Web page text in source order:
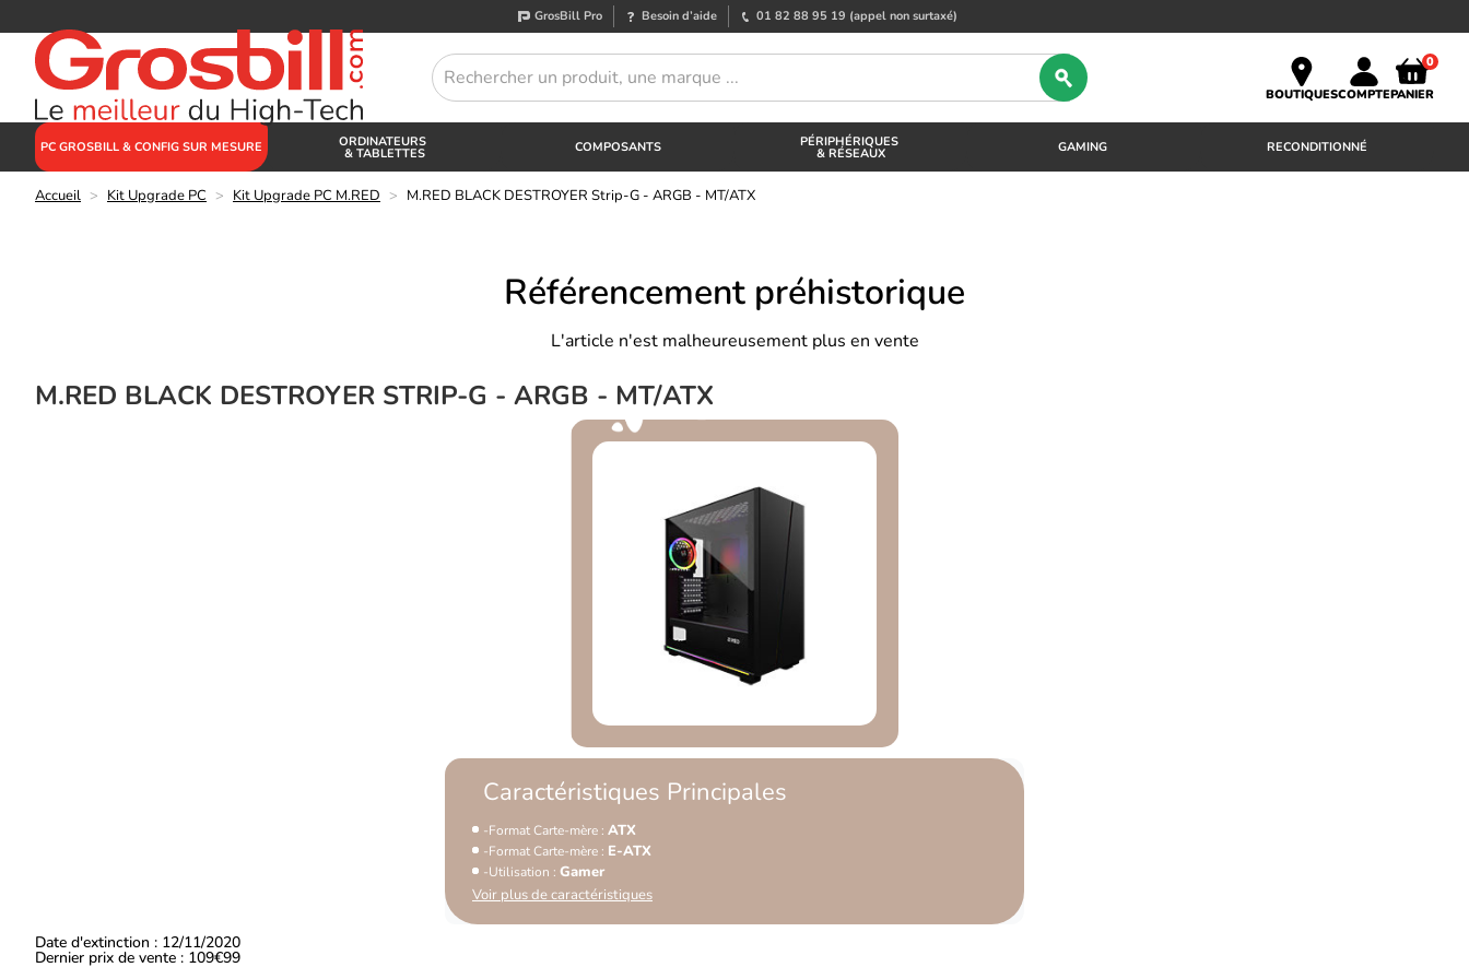
GrosBill Pro Besoin d’aide 01 82 88 95 19 (appel non surtaxé)
BOUTIQUESCOMPTE
0
PANIER
PC GROSBILL & CONFIG SUR MESURE ORDINATEURS
& TABLETTES COMPOSANTS PÉRIPHÉRIQUES
& RÉSEAUX GAMING RECONDITIONNÉ
Accueil > Kit Upgrade PC > Kit Upgrade PC M.RED > M.RED BLACK DESTROYER Strip-G - ARGB - MT/ATX
Référencement préhistorique
L'article n'est malheureusement plus en vente
M.RED BLACK DESTROYER STRIP-G - ARGB - MT/ATX
Caractéristiques Principales
Format Carte-mère : ATX
Format Carte-mère : E-ATX
Utilisation : Gamer
Voir plus de caractéristiques
Date d'extinction : 12/11/2020
Dernier prix de vente : 109€99